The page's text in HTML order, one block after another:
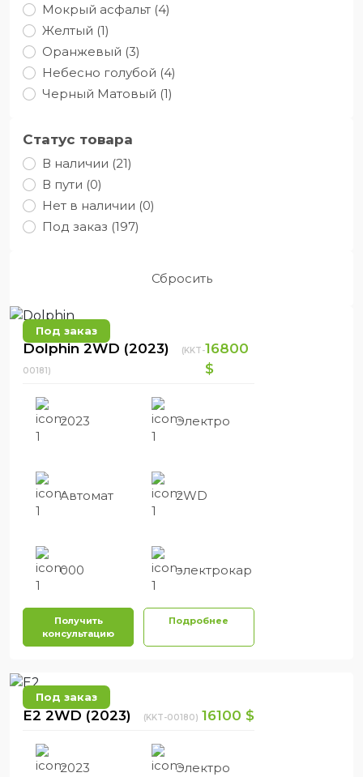
Мокрый асфальт (4)
Желтый (1)
Оранжевый (3)
Небесно голубой (4)
Черный Матовый (1)
Статус товара
В наличии (21)
В пути (0)
Нет в наличии (0)
Под заказ (197)
Сбросить
Под заказ
Dolphin 2WD (2023)
(KKT-
00181)
16800
$
2023 Электро
Автомат 2WD
000 электрокар
Получить
консультацию
Подробнее
Под заказ
E2 2WD (2023) (KKT-00180) 16100 $
2023 Электро